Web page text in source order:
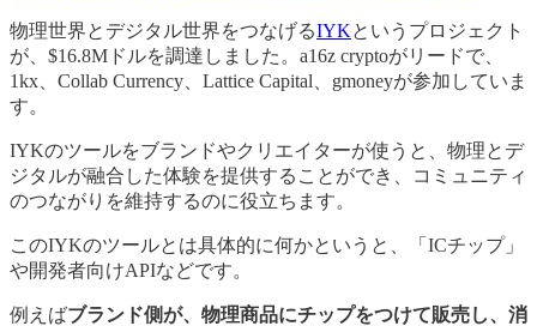
物理世界とデジタル世界をつなげるIYKというプロジェクト
が、$16.8Mドルを調達しました。a16z cryptoがリードで、
1kx、Collab Currency、Lattice Capital、gmoneyが参加していま
す。
IYKのツールをブランドやクリエイターが使うと、物理とデ
ジタルが融合した体験を提供することができ、コミュニティ
のつながりを維持するのに役立ちます。
このIYKのツールとは具体的に何かというと、「ICチップ」
や開発者向けAPIなどです。
例えばブランド側が、物理商品にチップをつけて販売し、消